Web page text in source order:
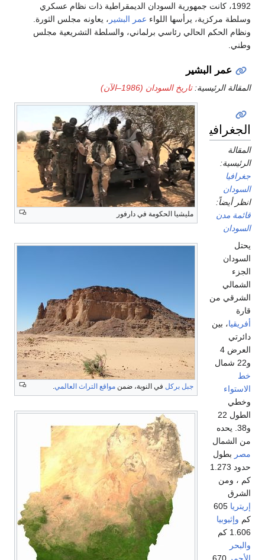
جمهورية السودان الديمقراطية ذات نظام عسكري
يرأسها اللواءعمر البشير، يعاونه مجلس الثورة.
الحالي رئاسي برلماني، والسلطة التشريعية مجلس
تاريخ السودان (1986–الآن)
مليشيا الحكومة في دارفور
جبل بركل في النوبة، ضمنمواقع التراث العالمي.